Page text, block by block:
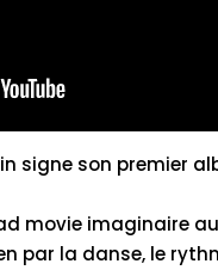
signe son premier
movie imaginaire
par la danse, le